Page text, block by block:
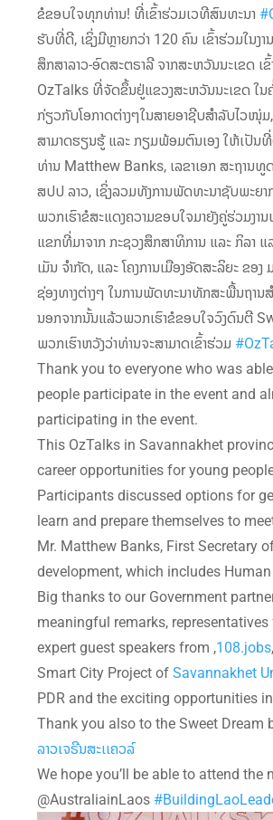
ຂໍຂອບໃຈທຸກທ່ານ! ທີ່ເຂົ້າຮ່ວມເວທີສົນທະນາ
ຮັບທີ່ດີ, ເຊິ່ງມີຫຼາຍກວ່າ 120 ຄົນ ເຂົ້າຮ່ວມໃນ
ສຶກສາລາວ-ອົດສະຕຣາລີ ຈາກສະຫວັນນະເຂດ ເຂົ້
OzTalks ທີ່ຈັດຂຶ້ນຢູ່ແຂວງສະຫວັນນະເຂດ ໃ
ກ່ຽວກັບໂອກາດຕ່າງໆໃນສາຍອາຊີບສຳລັບໄວ
ສາມາດຮຽນຮູ້ ແລະ ກຽມພ້ອມຕົນເອງ ໃຫ້ເປັນທີ່
ທ່ານ Matthew Banks, ເລຂາເອກ ສະຖານ
ສປປ ລາວ, ເຊິ່ງລວມທັງການພັດທະນາຊັບພະ
ພວກເຮົາຂໍສະແດງຄວາມຂອບໃຈມາຍັງຄູ່ຮ່ວມ
ແຂກທີ່ມາຈາກ ກະຊວງສຶກສາທິການ ແລະ ກິລາ
ເມັນ ຈໍາກັດ, ແລະ ໂຄງການເມືອງອັດສະລິຍະ ຂ
ຊ່ອງທາງຕ່າງໆ ໃນການພັດທະນາທັກສະພື້ນຖານ
ນອກຈາກນັ້ນແລ້ວພວກເຮົາຂໍຂອບໃຈວົງດົນຕີ
ພວກເຮົາຫວັງວ່າທ່ານຈະສາມາດເຂົ້າຮ່ວມ
Thank you to everyone who was
people participate in the event and
participating in the event.
This OzTalks in Savannakhet
career opportunities for young
Participants discussed options for
learn and prepare themselves to
Mr. Matthew Banks, First Secretary
development, which includes
Big thanks to our Government
meaningful remarks,
expert guest speakers from ,108.jobs,
Smart City Project ofSavannakhet
PDR and the exciting opportunities
Thank you also to the Sweet Dream
ລາວເຈຣີນສະເເຄວລ໌
We hope you’ll be able to attend the
@AustraliainLaos